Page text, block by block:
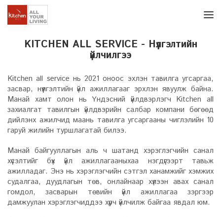
KITCHEN ALL SERVICE - Нүүлгэлтийн
үйлчилгээ
Kitchen all service нь 2021 оноос эхлэн тавилга угсаргаа,
засвар, нүүлгэлтийн үйл ажиллагааг эрхлэн явуулж байна.
Манай хамт олон нь Үндэсний үйлдвэрлэгч Kitchen all
захиалгат тавилгын үйлдвэрийн салбар компани бөгөөд
дийлэнх ажилчид маань тавилга угсаргааны чиглэлийн 10
гаруй жилийн туршлагатай билээ.
Манай байгууллагын аль ч шатанд хэрэглэгчийн санал
хүсэлтийг бүх үйл ажиллагааныхаа нэгдүгээрт тавьж
ажилладаг. Энэ нь хэрэглэгчийн сэтгэл ханамжийг хэмжих
судалгаа, дуудлагын төв, онлайнаар хүлээн авах санал
гомдол, засварын төвийн үйл ажиллагаа зэргээр
дамжуулан хэрэглэгчиддээ хүрч үйлчилж байгаа явдал юм.